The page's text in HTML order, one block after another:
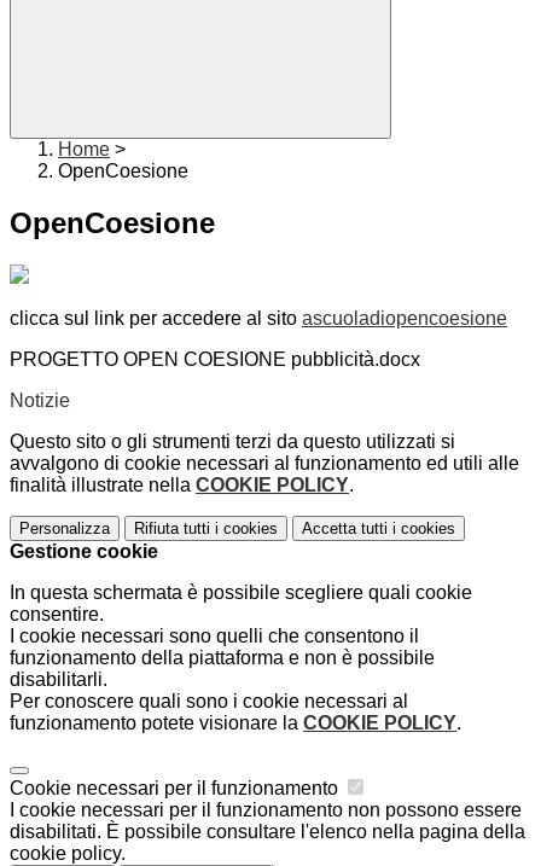
Home >
OpenCoesione
OpenCoesione
clicca sul link per accedere al sito ascuoladiopencoesione
PROGETTO OPEN COESIONE pubblicità.docx
Notizie
Questo sito o gli strumenti terzi da questo utilizzati si
avvalgono di cookie necessari al funzionamento ed utili alle
finalità illustrate nella COOKIE POLICY.
Personalizza Rifiuta tutti i cookies Accetta tutti i cookies
Gestione cookie
In questa schermata è possibile scegliere quali cookie
consentire.
I cookie necessari sono quelli che consentono il
funzionamento della piattaforma e non è possibile
disabilitarli.
Per conoscere quali sono i cookie necessari al
funzionamento potete visionare la COOKIE POLICY.
Cookie necessari per il funzionamento
I cookie necessari per il funzionamento non possono essere
disabilitati. È possibile consultare l'elenco nella pagina della
cookie policy.